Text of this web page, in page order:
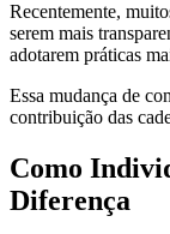
Recentemente,
serem mais
adotarem práticas
Essa mudança de
contribuição das
Como
Diferença